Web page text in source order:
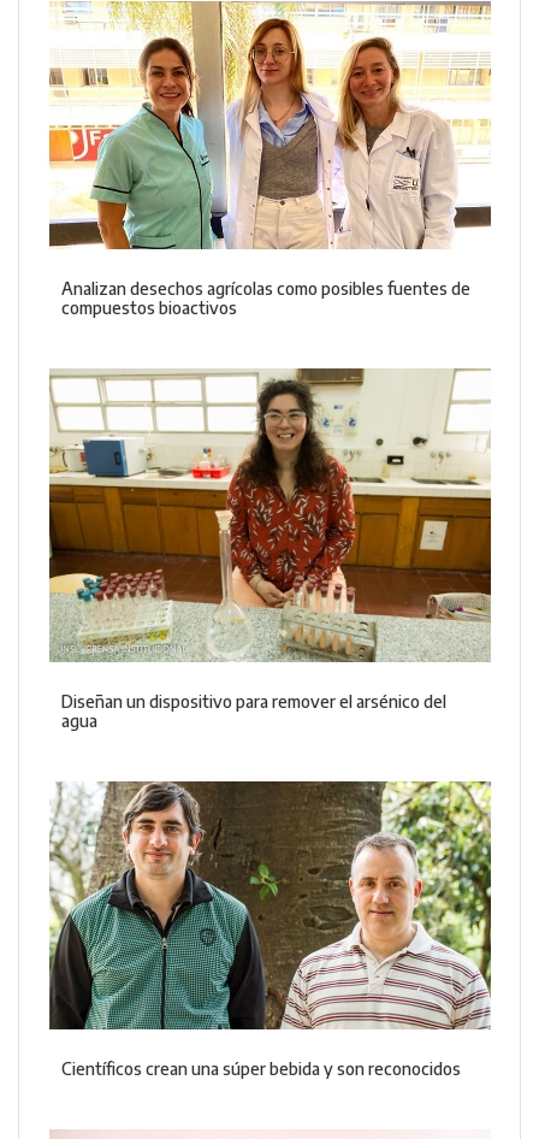
Analizan desechos agrícolas como posibles fuentes de
compuestos bioactivos
Diseñan un dispositivo para remover el arsénico del
agua
Científicos crean una súper bebida y son reconocidos